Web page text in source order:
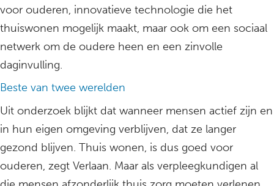
voor ouderen, innovatieve technologie die het
thuiswonen mogelijk maakt, maar ook om een sociaal
netwerk om de oudere heen en een zinvolle
daginvulling.
Beste van twee werelden
Uit onderzoek blijkt dat wanneer mensen actief zijn en
in hun eigen omgeving verblijven, dat ze langer
gezond blijven. Thuis wonen, is dus goed voor
ouderen, zegt Verlaan. Maar als verpleegkundigen al